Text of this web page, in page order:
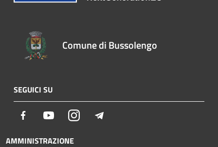
Comune di Bussolengo
SEGUICI SU
Facebook YoutubeInstagram
AMMINISTRAZIONE